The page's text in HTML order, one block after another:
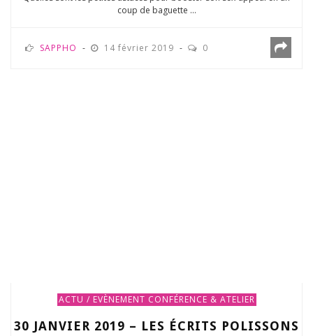
coup de baguette ...
SAPPHO 14 février 2019 0
ACTU / EVÈNEMENT CONFÉRENCE & ATELIER
30 JANVIER 2019 – LES ÉCRITS POLISSONS